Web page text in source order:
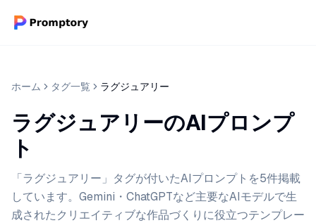
ホーム タグ一覧 ラグジュアリー
ラグジュアリーのAIプロンプ
ト
「ラグジュアリー」タグが付いたAIプロンプトを5件掲載
しています。Gemini・ChatGPTなど主要なAIモデルで生
成されたクリエイティブな作品づくりに役立つテンプレー